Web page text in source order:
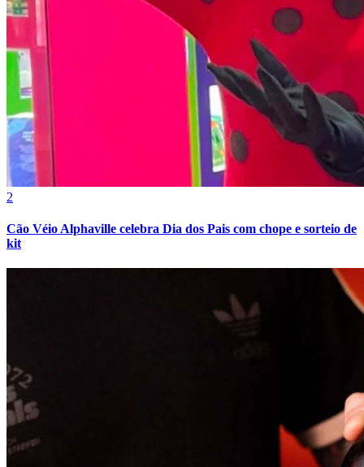
Vasco
2
Cão Véio Alphaville celebra Dia dos Pais com chope e sorteio de
kit